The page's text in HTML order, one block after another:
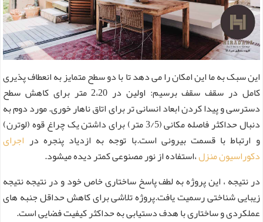
این سبک به ما این امکان را می دهد تا با دو سطح متمایز به انعطاف پذیری
کامل در سقف سقف برسیم: اولین در 2،20 متر برای کاهش سطح
دسترسی و پیدا کردن ابعاد انسانی تر برای اتاق ناهار خوری. مورد دوم به
دنبال حداکثر فاصله مکانی (3/5 متر) برای داشتن یک چراغ قوه (لوترن)
و ارتباط با قسمت بیرونی است.با توجه به ازدیاد پنجره در اجرای
دکوراسیون منزل،استفاده از نور مصنوعی کمتر دیده میشود.
در نتیجه ، این پروژه به لطف پاسخ ساختاری خاص خود و در نتیجه نتیجه
زیبایی شناختی رسمیت یافت.پروژه تلاشی برای کاهش حداقل جنبه های
عملکردی و ساختاری با هدف دستیابی به حداکثر کیفیت فضایی است.